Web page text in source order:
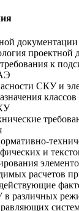
документации
к
СКУ и
и
расчетов
в различных